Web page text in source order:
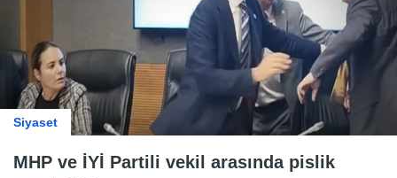
Siyaset
MHP ve İYİ Partili vekil arasında pislik